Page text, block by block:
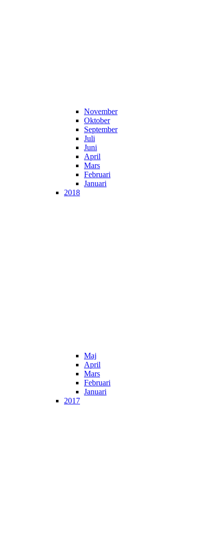
November
Oktober
September
Juli
Juni
April
Mars
Februari
Januari
2018
Maj
April
Mars
Februari
Januari
2017